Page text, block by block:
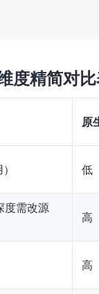
度精简对
原
低
度需改源
高
高